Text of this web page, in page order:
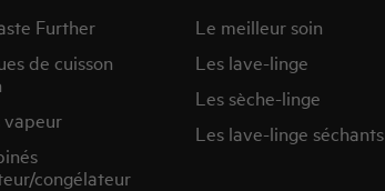
Further
de cuisson
vapeur
congélateur
Le meilleur soin
Les lave-linge
Les sèche-linge
Les lave-linge séchants